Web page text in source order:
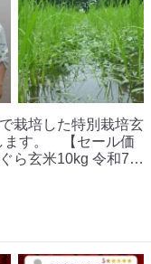
栽培した特別栽培玄
ます。 【セール価
ら玄米10kg 令和7産